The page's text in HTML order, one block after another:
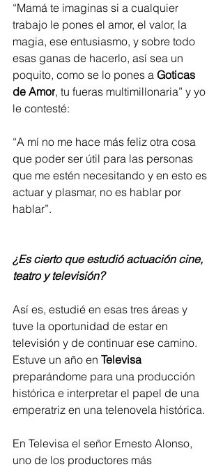
“Mamá te imaginas si a cualquier
trabajo le pones el amor, el valor, la
magia, ese entusiasmo, y sobre todo
esas ganas de hacerlo, así sea un
poquito, como se lo pones a Goticas
de Amor, tu fueras multimillonaria” y yo
le contesté:
“A mí no me hace más feliz otra cosa
que poder ser útil para las personas
que me estén necesitando y en esto es
actuar y plasmar, no es hablar por
hablar”.
¿Es cierto que estudió actuación cine,
teatro y televisión?
Así es, estudié en esas tres áreas y
tuve la oportunidad de estar en
televisión y de continuar ese camino.
Estuve un año en Televisa
preparándome para una producción
histórica e interpretar el papel de una
emperatriz en una telenovela histórica.
En Televisa el señor Ernesto Alonso,
uno de los productores más